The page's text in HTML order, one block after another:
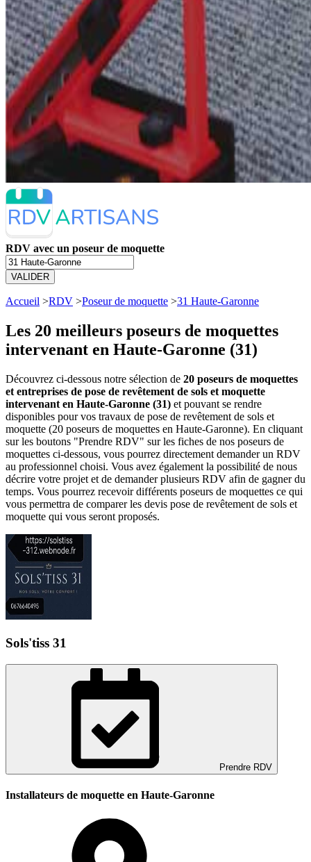
RDV avec un poseur de moquette
VALIDER
Accueil >RDV >Poseur de moquette >31 Haute-Garonne
Les 20 meilleurs poseurs de moquettes
intervenant en Haute-Garonne (31)
Découvrez ci-dessous notre sélection de 20 poseurs de moquettes
et entreprises de pose de revêtement de sols et moquette
intervenant en Haute-Garonne (31) et pouvant se rendre
disponibles pour vos travaux de pose de revêtement de sols et
moquette (20 poseurs de moquettes en Haute-Garonne). En cliquant
sur les boutons "Prendre RDV" sur les fiches de nos poseurs de
moquettes ci-dessous, vous pourrez directement demander un RDV
au professionnel choisi. Vous avez également la possibilité de nous
décrire votre projet et de demander plusieurs RDV afin de gagner du
temps. Vous pourrez recevoir différents poseurs de moquettes ce qui
vous permettra de comparer les devis pose de revêtement de sols et
moquette qui vous seront proposés.
Sols'tiss 31
Prendre RDV
Installateurs de moquette en Haute-Garonne